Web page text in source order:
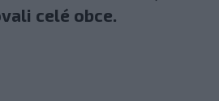
celé obce.